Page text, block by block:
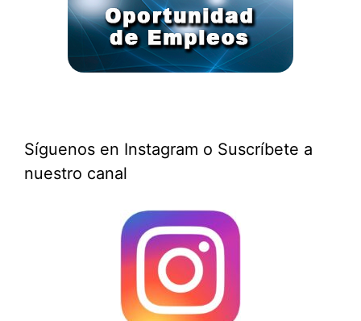
Síguenos en Instagram o Suscríbete a
nuestro canal